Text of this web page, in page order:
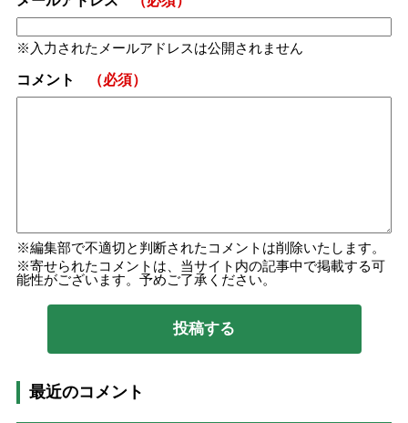
入力されたメールアドレスは公開されません
コメント （必須）
編集部で不適切と判断されたコメントは削除いたします。
寄せられたコメントは、当サイト内の記事中で掲載する可
能性がございます。予めご了承ください。
最近のコメント